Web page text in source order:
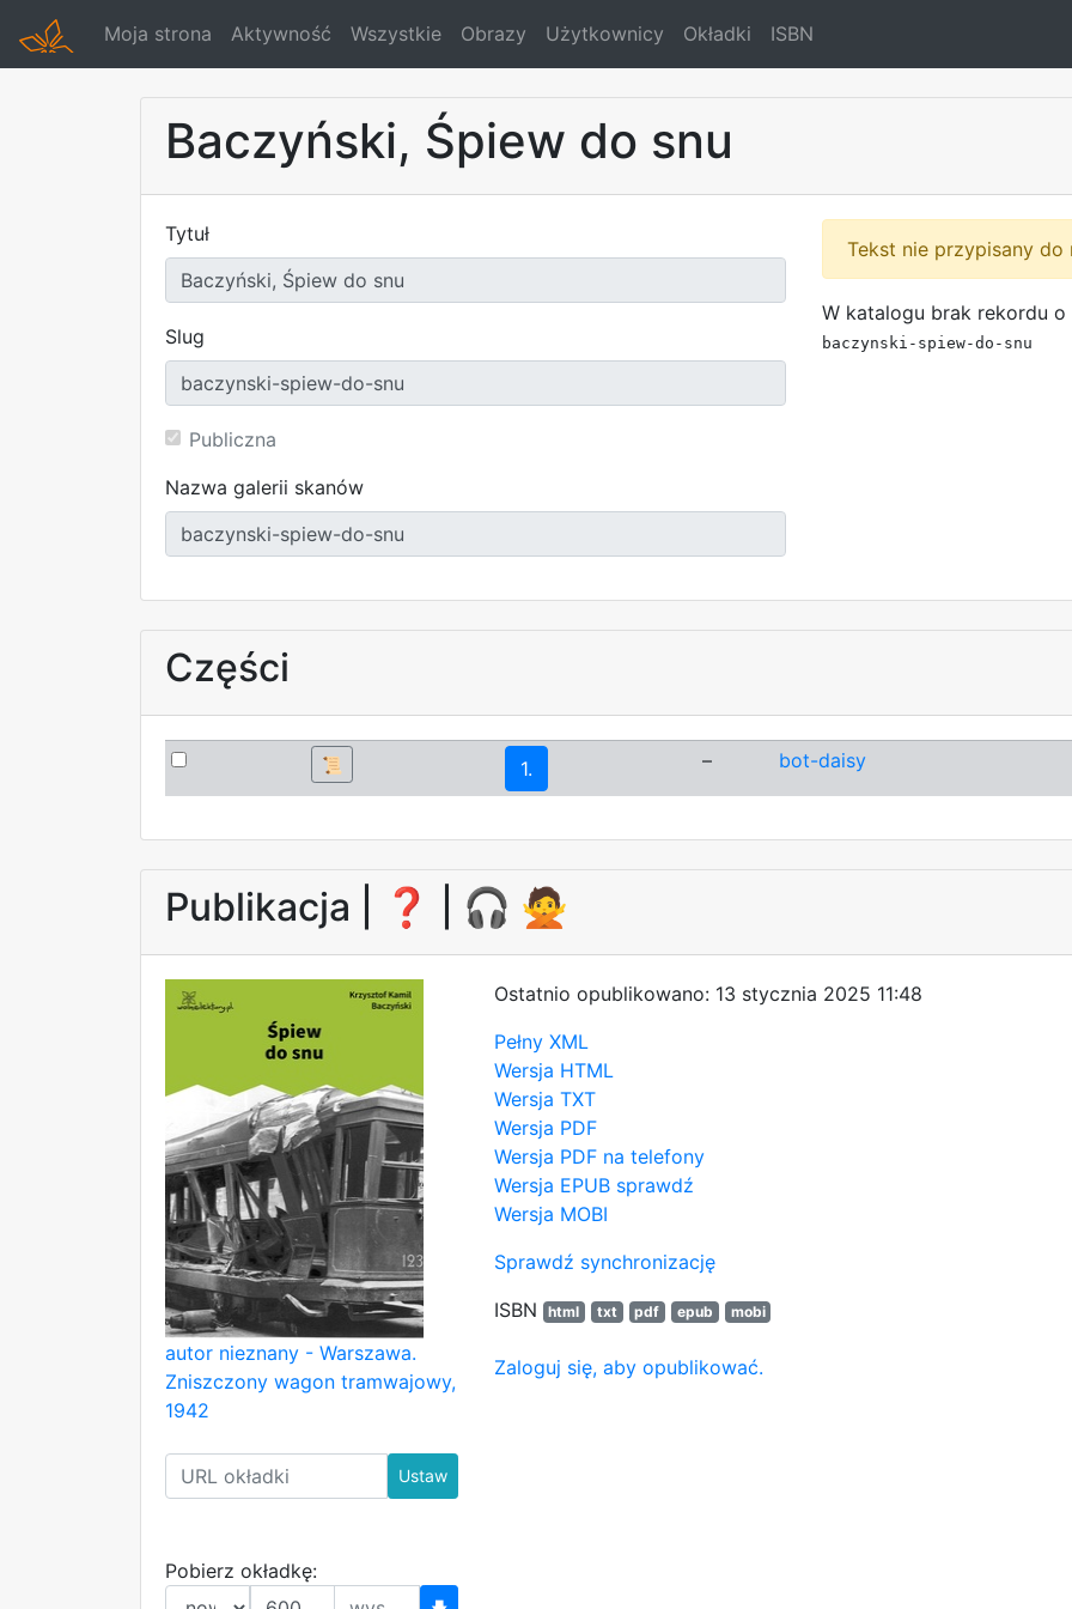
Moja strona Aktywność Wszystkie Obrazy Użytkownicy Okładki ISBN
Baczyński, Śpiew do snu
Tytuł
Slug
Publiczna
Nazwa galerii skanów
Tekst nie przypisany
W katalogu brak rekordu o
baczynski-spiew-do-snu
Części
📜 1. – bot-daisy
Publikacja | ❓ | 🎧 🙅
autor nieznany - Warszawa.
Zniszczony wagon tramwajowy,
1942
Ustaw
Pobierz okładkę:
Ostatnio opublikowano: 13 stycznia 2025 11:48
Pełny XML
Wersja HTML
Wersja TXT
Wersja PDF
Wersja PDF na telefony
Wersja EPUB sprawdź
Wersja MOBI
Sprawdź synchronizację
ISBN
html txt pdf epub mobi
Zaloguj się, aby opublikować.